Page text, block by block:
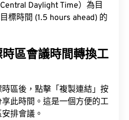
Daylight Time）為目
標時間 (1.5 hours ahead) 的
區會議時間轉換工
區後，點擊「複製連結」按
此時間。這是一個方便的工
排會議。